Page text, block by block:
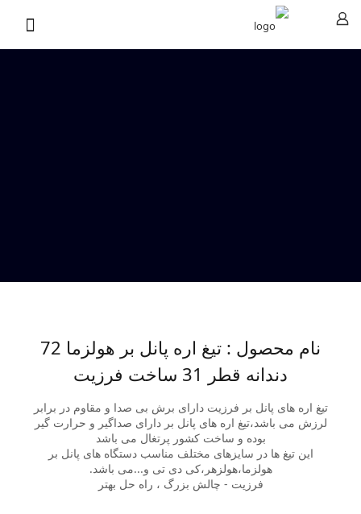
نام محصول : تیغ اره پانل بر هولزما 72
دندانه قطر 31 ساخت فرزیت
تیغ اره های پانل بر فرزیت دارای برش بی صدا و مقاوم در برابر
لرزش می باشد،تیغ اره های پانل بر دارای صداگیر و حرارت گیر
بوده و ساخت کشور پرتغال می باشد
این تیغ ها در سایزهای مختلف مناسب دستگاه های پانل بر
هولزما،هولزهر،کی دی تی و...می باشد.
فرزیت - چالش بزرگ ، راه حل بهتر